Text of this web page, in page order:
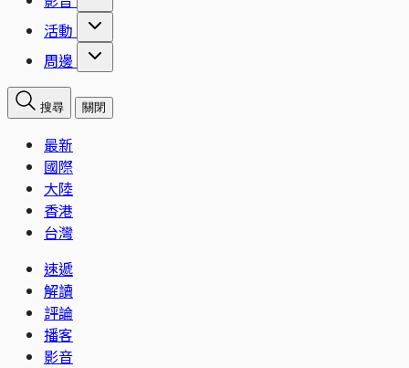
活動
周邊
搜尋 關閉
最新
國際
大陸
香港
台灣
速遞
解讀
評論
播客
影音